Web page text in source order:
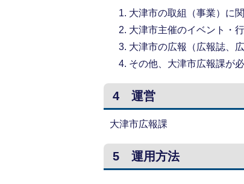
大津市の取組（事業）に
大津市主催のイベント・
大津市の広報（広報誌、
その他、大津市広報課が
4 運営
大津市広報課
5 運用方法